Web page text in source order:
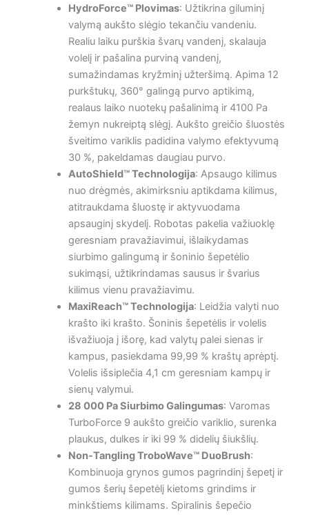
HydroForce™ Plovimas: Užtikrina giluminį
valymą aukšto slėgio tekančiu vandeniu.
Realiu laiku purškia švarų vandenį, skalauja
volelį ir pašalina purviną vandenį,
sumažindamas kryžminį užteršimą. Apima 12
purkštukų, 360° galingą purvo aptikimą,
realaus laiko nuotekų pašalinimą ir 4100 Pa
žemyn nukreiptą slėgį. Aukšto greičio šluostės
šveitimo variklis padidina valymo efektyvumą
30 %, pakeldamas daugiau purvo.
AutoShield™ Technologija: Apsaugo kilimus
nuo drėgmės, akimirksniu aptikdama kilimus,
atitraukdama šluostę ir aktyvuodama
apsauginį skydelį. Robotas pakelia važiuoklę
geresniam pravažiavimui, išlaikydamas
siurbimo galingumą ir šoninio šepetėlio
sukimąsi, užtikrindamas sausus ir švarius
kilimus vienu pravažiavimu.
MaxiReach™ Technologija: Leidžia valyti nuo
krašto iki krašto. Šoninis šepetėlis ir volelis
išvažiuoja į išorę, kad valytų palei sienas ir
kampus, pasiekdama 99,99 % kraštų aprėptį.
Volelis išsiplečia 4,1 cm geresniam kampų ir
sienų valymui.
28 000 Pa Siurbimo Galingumas: Varomas
TurboForce 9 aukšto greičio variklio, surenka
plaukus, dulkes ir iki 99 % didelių šiukšlių.
Non-Tangling TroboWave™ DuoBrush:
Kombinuoja grynos gumos pagrindinį šepetį ir
gumos šerių šepetėlį kietoms grindims ir
minkštiems kilimams. Spiralinis šepečio